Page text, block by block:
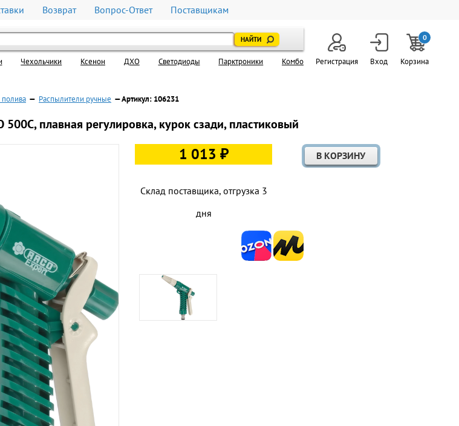
Возврат Вопрос-Ответ Поставщикам
Чехольчики Ксенон ДХО Светодиоды Парктроники Комбо Регистрация Вход
0
Корзина
— Распылители ручные — Артикул: 106231
500C, плавная регулировка, курок сзади, пластиковый
1 013 ₽
Склад поставщика, отгрузка 3
дня